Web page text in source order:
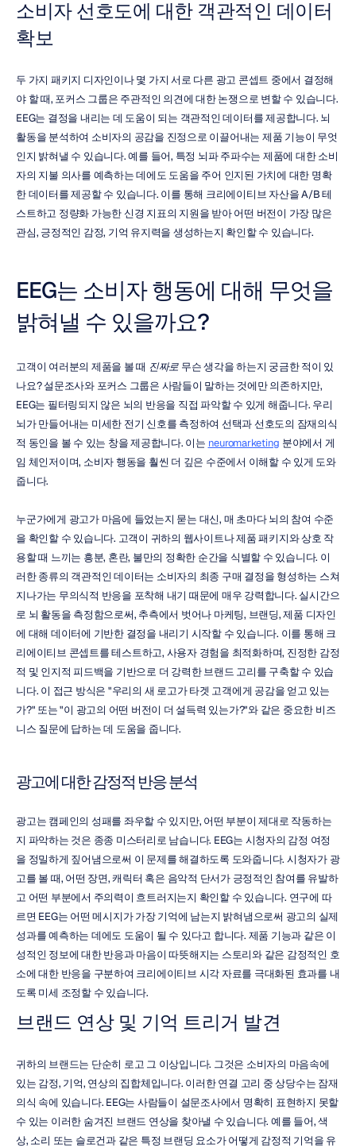
소비자 선호도에 대한 객관적인 데이터
확보
두 가지 패키지 디자인이나 몇 가지 서로 다른 광고 콘셉트 중에서 결정해
야 할 때, 포커스 그룹은 주관적인 의견에 대한 논쟁으로 변할 수 있습니다.
EEG는 결정을 내리는 데 도움이 되는 객관적인 데이터를 제공합니다. 뇌
활동을 분석하여 소비자의 공감을 진정으로 이끌어내는 제품 기능이 무엇
인지 밝혀낼 수 있습니다. 예를 들어, 특정 뇌파 주파수는 제품에 대한 소비
자의 지불 의사를 예측하는 데에도 도움을 주어 인지된 가치에 대한 명확
한 데이터를 제공할 수 있습니다. 이를 통해 크리에이티브 자산을 A/B 테
스트하고 정량화 가능한 신경 지표의 지원을 받아 어떤 버전이 가장 많은
관심, 긍정적인 감정, 기억 유지력을 생성하는지 확인할 수 있습니다.
EEG는 소비자 행동에 대해 무엇을
밝혀낼 수 있을까요?
고객이 여러분의 제품을 볼 때 진짜로 무슨 생각을 하는지 궁금한 적이 있
나요? 설문조사와 포커스 그룹은 사람들이 말하는 것에만 의존하지만,
EEG는 필터링되지 않은 뇌의 반응을 직접 파악할 수 있게 해줍니다. 우리
뇌가 만들어내는 미세한 전기 신호를 측정하여 선택과 선호도의 잠재의식
적 동인을 볼 수 있는 창을 제공합니다. 이는 neuromarketing 분야에서 게
임 체인저이며, 소비자 행동을 훨씬 더 깊은 수준에서 이해할 수 있게 도와
줍니다.
누군가에게 광고가 마음에 들었는지 묻는 대신, 매 초마다 뇌의 참여 수준
을 확인할 수 있습니다. 고객이 귀하의 웹사이트나 제품 패키지와 상호 작
용할 때 느끼는 흥분, 혼란, 불만의 정확한 순간을 식별할 수 있습니다. 이
러한 종류의 객관적인 데이터는 소비자의 최종 구매 결정을 형성하는 스쳐
지나가는 무의식적 반응을 포착해 내기 때문에 매우 강력합니다. 실시간으
로 뇌 활동을 측정함으로써, 추측에서 벗어나 마케팅, 브랜딩, 제품 디자인
에 대해 데이터에 기반한 결정을 내리기 시작할 수 있습니다. 이를 통해 크
리에이티브 콘셉트를 테스트하고, 사용자 경험을 최적화하며, 진정한 감정
적 및 인지적 피드백을 기반으로 더 강력한 브랜드 고리를 구축할 수 있습
니다. 이 접근 방식은 "우리의 새 로고가 타겟 고객에게 공감을 얻고 있는
가?" 또는 "이 광고의 어떤 버전이 더 설득력 있는가?"와 같은 중요한 비즈
니스 질문에 답하는 데 도움을 줍니다.
광고에 대한 감정적 반응 분석
광고는 캠페인의 성패를 좌우할 수 있지만, 어떤 부분이 제대로 작동하는
지 파악하는 것은 종종 미스터리로 남습니다. EEG는 시청자의 감정 여정
을 정밀하게 짚어냄으로써 이 문제를 해결하도록 도와줍니다. 시청자가 광
고를 볼 때, 어떤 장면, 캐릭터 혹은 음악적 단서가 긍정적인 참여를 유발하
고 어떤 부분에서 주의력이 흐트러지는지 확인할 수 있습니다. 연구에 따
르면 EEG는 어떤 메시지가 가장 기억에 남는지 밝혀냄으로써 광고의 실제
성과를 예측하는 데에도 도움이 될 수 있다고 합니다. 제품 기능과 같은 이
성적인 정보에 대한 반응과 마음이 따뜻해지는 스토리와 같은 감정적인 호
소에 대한 반응을 구분하여 크리에이티브 시각 자료를 극대화된 효과를 내
도록 미세 조정할 수 있습니다.
브랜드 연상 및 기억 트리거 발견
귀하의 브랜드는 단순히 로고 그 이상입니다. 그것은 소비자의 마음속에
있는 감정, 기억, 연상의 집합체입니다. 이러한 연결 고리 중 상당수는 잠재
의식 속에 있습니다. EEG는 사람들이 설문조사에서 명확히 표현하지 못할
수 있는 이러한 숨겨진 브랜드 연상을 찾아낼 수 있습니다. 예를 들어, 색
상, 소리 또는 슬로건과 같은 특정 브랜딩 요소가 어떻게 감정적 기억을 유